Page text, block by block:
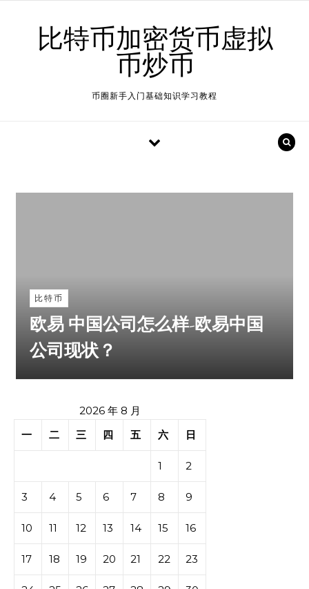
比特币加密货币虚拟
币炒币
币圈新手入门基础知识学习教程
比特币
欧易 中国公司怎么样-欧易中国
公司现状？
2026 年 8 月
一
二 三 四 五 六 日
1 2
3 4 5 6 7 8 9
10 11 12 13 14 15 16
17 18 19 20 21 22 23